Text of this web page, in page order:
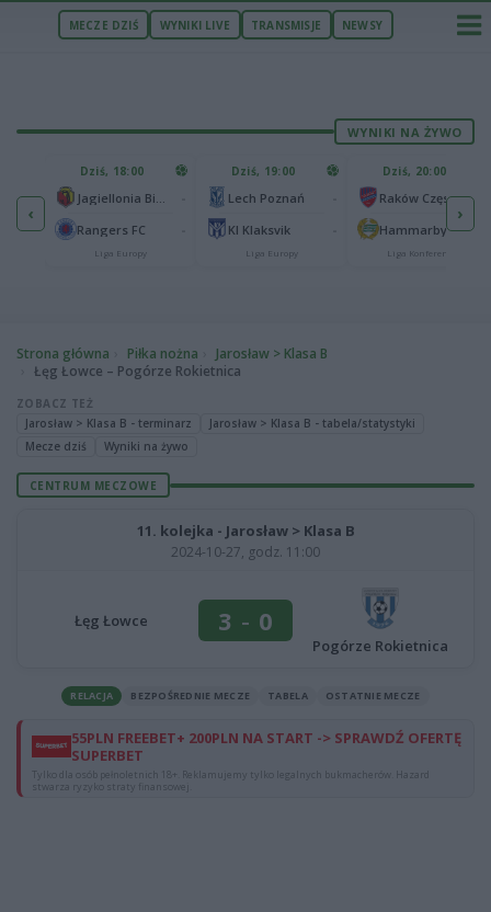
MECZE DZIŚ WYNIKI LIVE TRANSMISJE NEWSY
WYNIKI NA ŻYWO
‹
1
0
Dziś, 18:00
Rangers FC
Liga Europy
Dziś, 19:00
Lech Poznań
KI Klaksvik
Liga Europy
Dziś, 20:00
Raków Częstochowa
Hammarby IF
Liga Konferencji
›
Strona główna Piłka nożna
Jarosław > Klasa B
Łęg Łowce – Pogórze Rokietnica
ZOBACZ TEŻ
Jarosław > Klasa B - terminarz
Jarosław > Klasa B - tabela/statystyki
Mecze dziś
Wyniki na żywo
CENTRUM MECZOWE
11. kolejka - Jarosław > Klasa B
2024-10-27, godz. 11:00
Łęg Łowce 3 - 0
Pogórze Rokietnica
RELACJA BEZPOŚREDNIE MECZE TABELA OSTATNIE MECZE
55PLN FREEBET+ 200PLN NA START -> SPRAWDŹ OFERTĘ
SUPERBET
Tylko dla osób pełnoletnich 18+. Reklamujemy tylko legalnych bukmacherów. Hazard
stwarza ryzyko straty finansowej.